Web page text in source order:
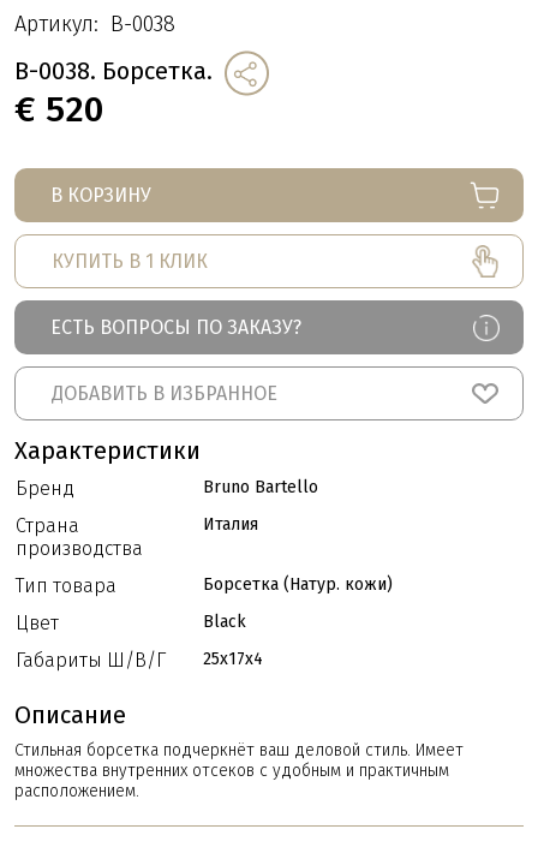
Артикул: B-0038
B-0038. Борсетка.
€ 520
В КОРЗИНУ
КУПИТЬ В 1 КЛИК
ЕСТЬ ВОПРОСЫ ПО ЗАКАЗУ?
ДОБАВИТЬ В ИЗБРАННОЕ
Характеристики
Бренд Bruno Bartello
Страна
производства
Италия
Тип товара Борсетка (Натур. кожи)
Цвет Black
Габариты Ш/В/Г 25x17x4
Описание
Стильная борсетка подчеркнёт ваш деловой стиль. Имеет
множества внутренних отсеков с удобным и практичным
расположением.